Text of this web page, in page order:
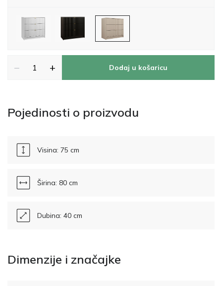
− + Dodaj u košaricu
Pojedinosti o proizvodu
Visina: 75 cm
Širina: 80 cm
Dubina: 40 cm
Dimenzije i značajke